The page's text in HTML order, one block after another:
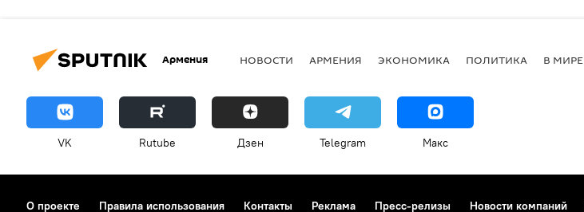
Армения НОВОСТИ АРМЕНИЯ ЭКОНОМИКА ПОЛИТИКА В МИРЕ
VK Rutube Дзен Telegram Макс
О проекте Правила использования Контакты Реклама Пресс-релизы Новости компаний